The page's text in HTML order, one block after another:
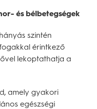
és bélbetegségek
szintén
érintkező
lekoptathatja a
amely gyakori
egészségi